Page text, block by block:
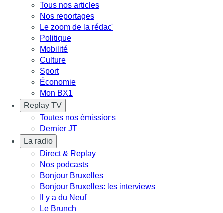
Tous nos articles
Nos reportages
Le zoom de la rédac'
Politique
Mobilité
Culture
Sport
Économie
Mon BX1
Replay TV
Toutes nos émissions
Dernier JT
La radio
Direct & Replay
Nos podcasts
Bonjour Bruxelles
Bonjour Bruxelles: les interviews
Il y a du Neuf
Le Brunch